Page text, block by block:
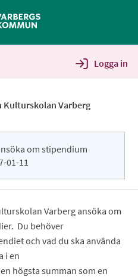
Logga in
Kulturskolan Varberg
om stipendium
01-11
Varberg ansöka om
Du behöver
och vad du ska använda
i en
högsta summan som en